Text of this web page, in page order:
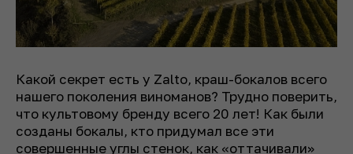
Какой секрет есть у Zalto, краш-бокалов всего
нашего поколения виноманов? Трудно поверить,
что культовому бренду всего 20 лет! Как были
созданы бокалы, кто придумал все эти
совершенные углы стенок, как «оттачивали»